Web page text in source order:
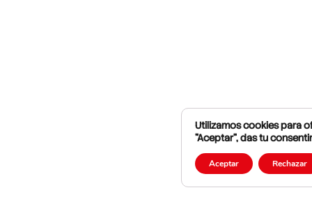
Utilizamos cookies para
"Aceptar", das tu
Aceptar Rechazar